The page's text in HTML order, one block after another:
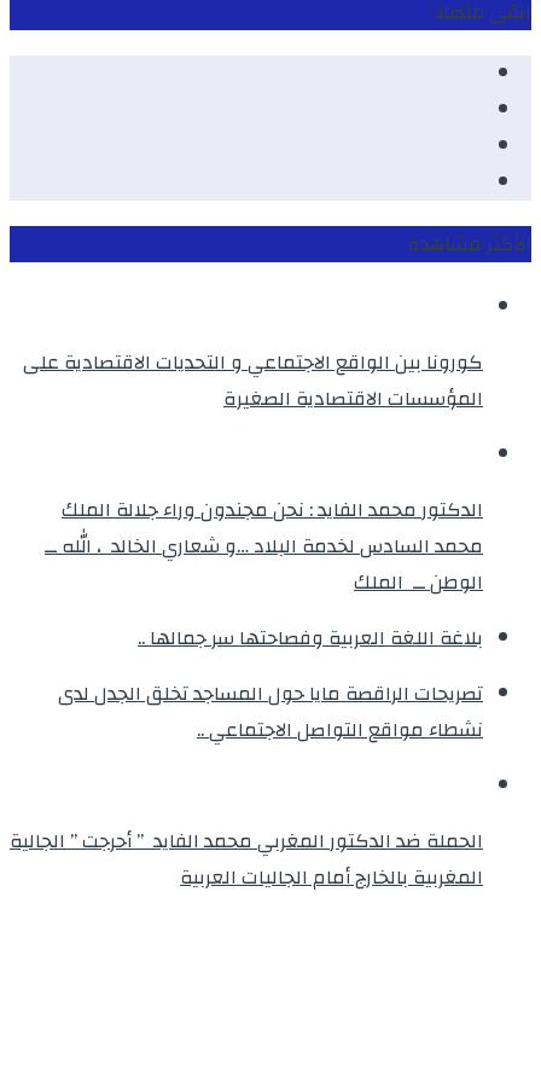
ابقى متصلا
الأكثر مشاهدة
كورونا بين الواقع الاجتماعي و التحديات الاقتصادية على
المؤسسات الاقتصادية الصغيرة
الدكتور محمد الفايد : نحن مجندون وراء جلالة الملك
محمد السادس لخدمة البلاد …و شعاري الخالد ، الله ــ
الوطن ــ الملك
بلاغة اللغة العربية وفصاحتها سر جمالها ..
تصريحات الراقصة مايا حول المساجد تخلق الجدل لدى
نشطاء مواقع التواصل الاجتماعي ..
الحملة ضد الدكتور المغربي محمد الفايد ” أحرجت ” الجالية
المغربية بالخارج أمام الجاليات العربية